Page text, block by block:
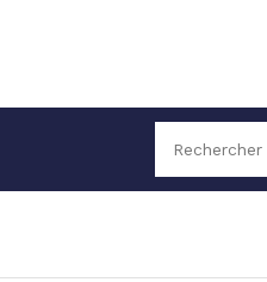
KIT JOINT 3/4 »